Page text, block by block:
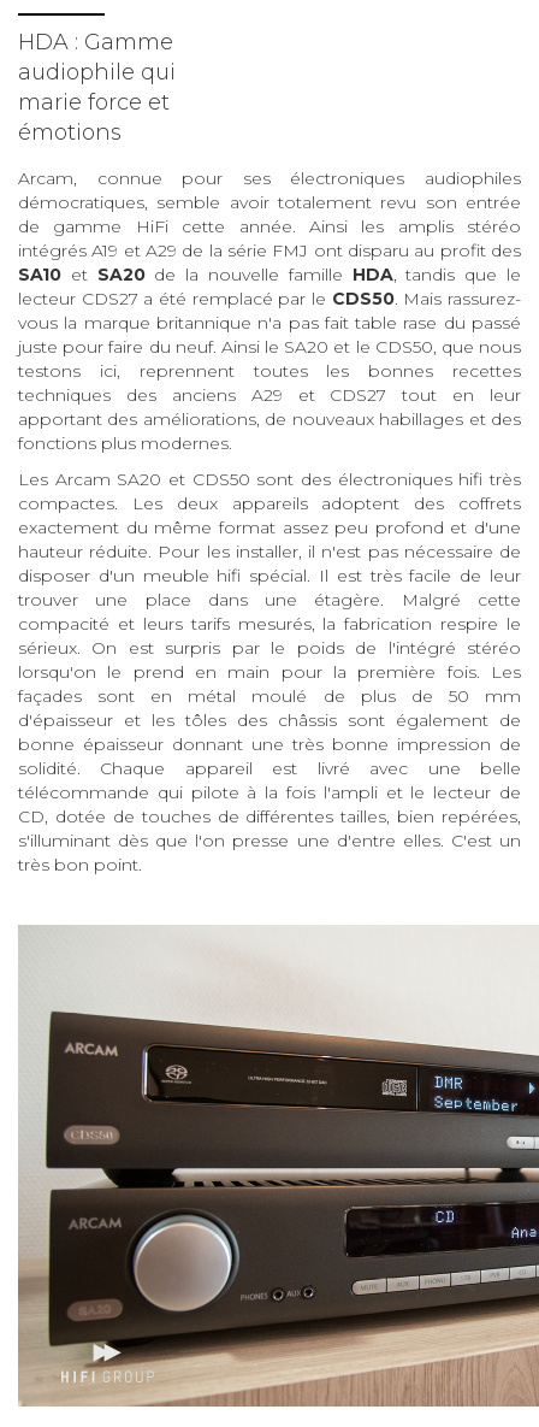
HDA : Gamme
audiophile qui
marie force et
émotions
Arcam, connue pour ses électroniques audiophiles
démocratiques, semble avoir totalement revu son entrée
de gamme HiFi cette année. Ainsi les amplis stéréo
intégrés A19 et A29 de la série FMJ ont disparu au profit des
SA10 et SA20de la nouvelle famille HDA, tandis que le
lecteur CDS27 a été remplacé par le CDS50. Mais rassurez-
vous la marque britannique n'a pas fait table rase du passé
juste pour faire du neuf. Ainsi le SA20 et le CDS50, que nous
testons ici, reprennent toutes les bonnes recettes
techniques des anciens A29 et CDS27 tout en leur
apportant des améliorations, de nouveaux habillages et des
fonctions plus modernes.
Les Arcam SA20 et CDS50 sont des électroniques hifi très
compactes. Les deux appareils adoptent des coffrets
exactement du même format assez peu profond et d'une
hauteur réduite. Pour les installer, il n'est pas nécessaire de
disposer d'un meuble hifi spécial. Il est très facile de leur
trouver une place dans une étagère. Malgré cette
compacité et leurs tarifs mesurés, la fabrication respire le
sérieux. On est surpris par le poids de l'intégré stéréo
lorsqu'on le prend en main pour la première fois. Les
façades sont en métal moulé de plus de 50 mm
d'épaisseur et les tôles des châssis sont également de
bonne épaisseur donnant une très bonne impression de
solidité. Chaque appareil est livré avec une belle
télécommande qui pilote à la fois l'ampli et le lecteur de
CD, dotée de touches de différentes tailles, bien repérées,
s'illuminant dès que l'on presse une d'entre elles. C'est un
très bon point.